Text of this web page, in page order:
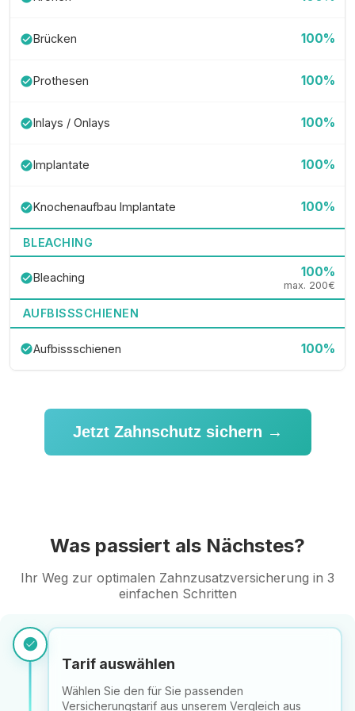
check_circleBrücken 100%
check_circleProthesen 100%
check_circleInlays / Onlays 100%
check_circleImplantate 100%
check_circleKnochenaufbau Implantate 100%
BLEACHING
check_circleBleaching 100%
max. 200€
AUFBISSSCHIENEN
check_circleAufbissschienen 100%
Jetzt Zahnschutz sichern →
Was passiert als Nächstes?
Ihr Weg zur optimalen Zahnzusatzversicherung in 3
einfachen Schritten
check_circle
Tarif auswählen
Wählen Sie den für Sie passenden
Versicherungstarif aus unserem Vergleich aus